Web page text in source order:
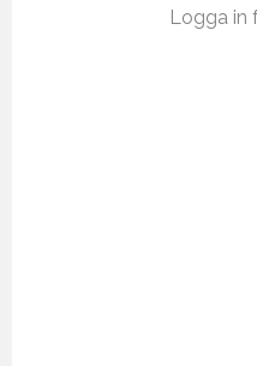
Logga in